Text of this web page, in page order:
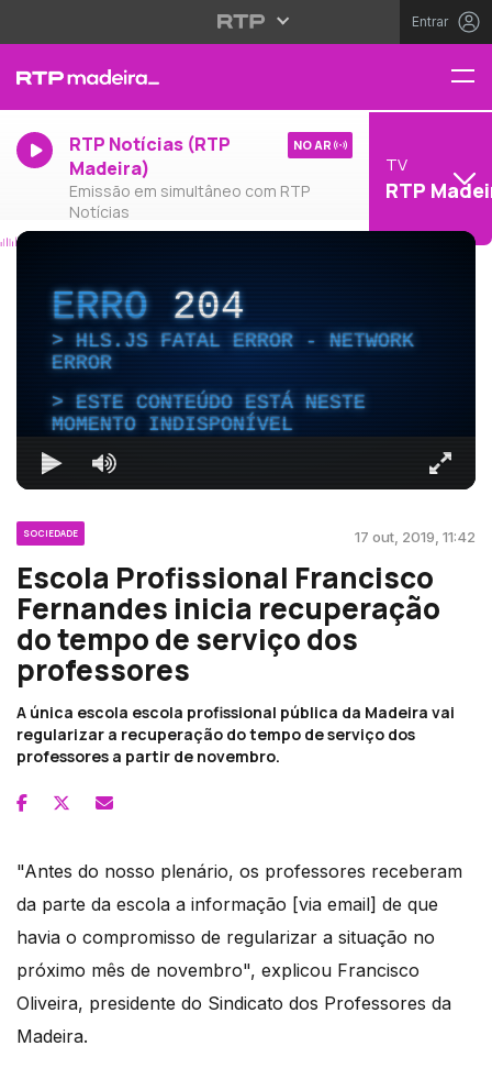
Entrar
RTP Notícias (RTP
Madeira)
Emissão em simultâneo com RTP
Notícias
NO AR
TV
RTP
ERRO204
HLS.JS FATAL ERROR - NETWORK
ERROR
ESTE CONTEÚDO ESTÁ NESTE
MOMENTO INDISPONÍVEL
SOCIEDADE 17 out, 2019, 11:42
Escola Profissional Francisco
Fernandes inicia recuperação
do tempo de serviço dos
professores
A única escola escola profissional pública da Madeira vai
regularizar a recuperação do tempo de serviço dos
professores a partir de novembro.
"Antes do nosso plenário, os professores receberam
da parte da escola a informação [via email] de que
havia o compromisso de regularizar a situação no
próximo mês de novembro", explicou Francisco
Oliveira, presidente do Sindicato dos Professores da
Madeira.